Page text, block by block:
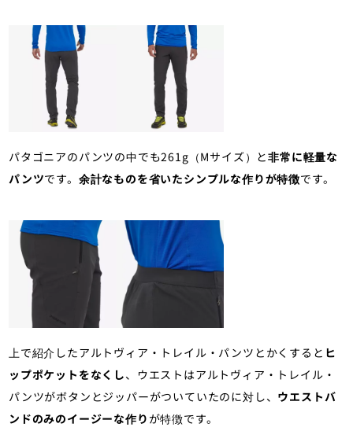
パタゴニアのパンツの中でも261g（Mサイズ）と非常に軽量な
パンツです。 余計なものを省いたシンプルな作りが特徴です。
上で紹介したアルトヴィア・トレイル・パンツとかくすると ヒ
ップポケットをなくし、ウエストはアルトヴィア・トレイル・
パンツがボタンとジッパーがついていたのに対し、 ウエストバ
ンドのみのイージーな作り が特徴です。